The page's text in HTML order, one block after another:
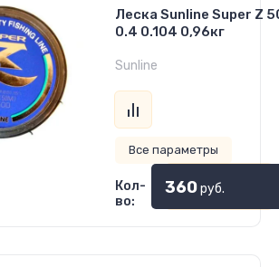
Леска Sunline Super Z
0.4 0.104 0,96кг
Sunline
Все параметры
Кол-
во:
360руб.